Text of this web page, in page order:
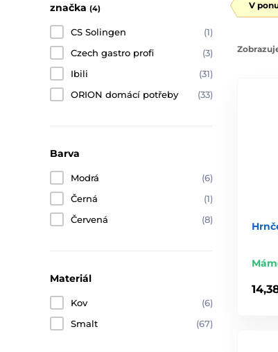
značka (4)
CS Solingen
(1)
Czech gastro profi
(3)
Ibili
(31)
ORION domácí potřeby
(33)
Barva
Modrá
(6)
Černá
(1)
Červená
(8)
Materiál
Kov
(6)
Smalt
(67)
V